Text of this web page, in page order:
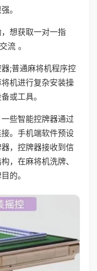
。
想获取一对一指
流 。
;普通麻将机程序控
机进行复杂安装操
或工具。
些智能控牌器通过
。手机端软件预设
，控牌器接收到信
，在麻将机洗牌、
的。